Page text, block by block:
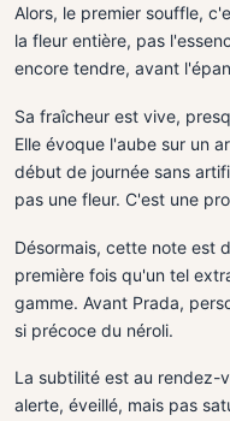
Alors, le premier souffle,
la fleur entière, pas
encore tendre, avant
Sa fraîcheur est vive,
Elle évoque l'aube sur un
début de journée sans
pas une fleur. C'est une
Désormais, cette note est
première fois qu'un tel
gamme. Avant Prada,
si précoce du néroli.
La subtilité est au rendez-
alerte, éveillé, mais pas